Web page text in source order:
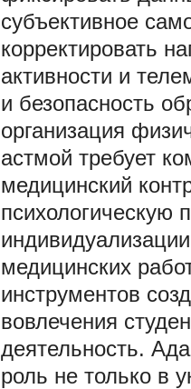
субъективное
корректировать
активности и
и безопасность
организация
астмой требует
медицинский
психологическую
медицинских
инструментов
вовлечения
деятельность.
роль не только в